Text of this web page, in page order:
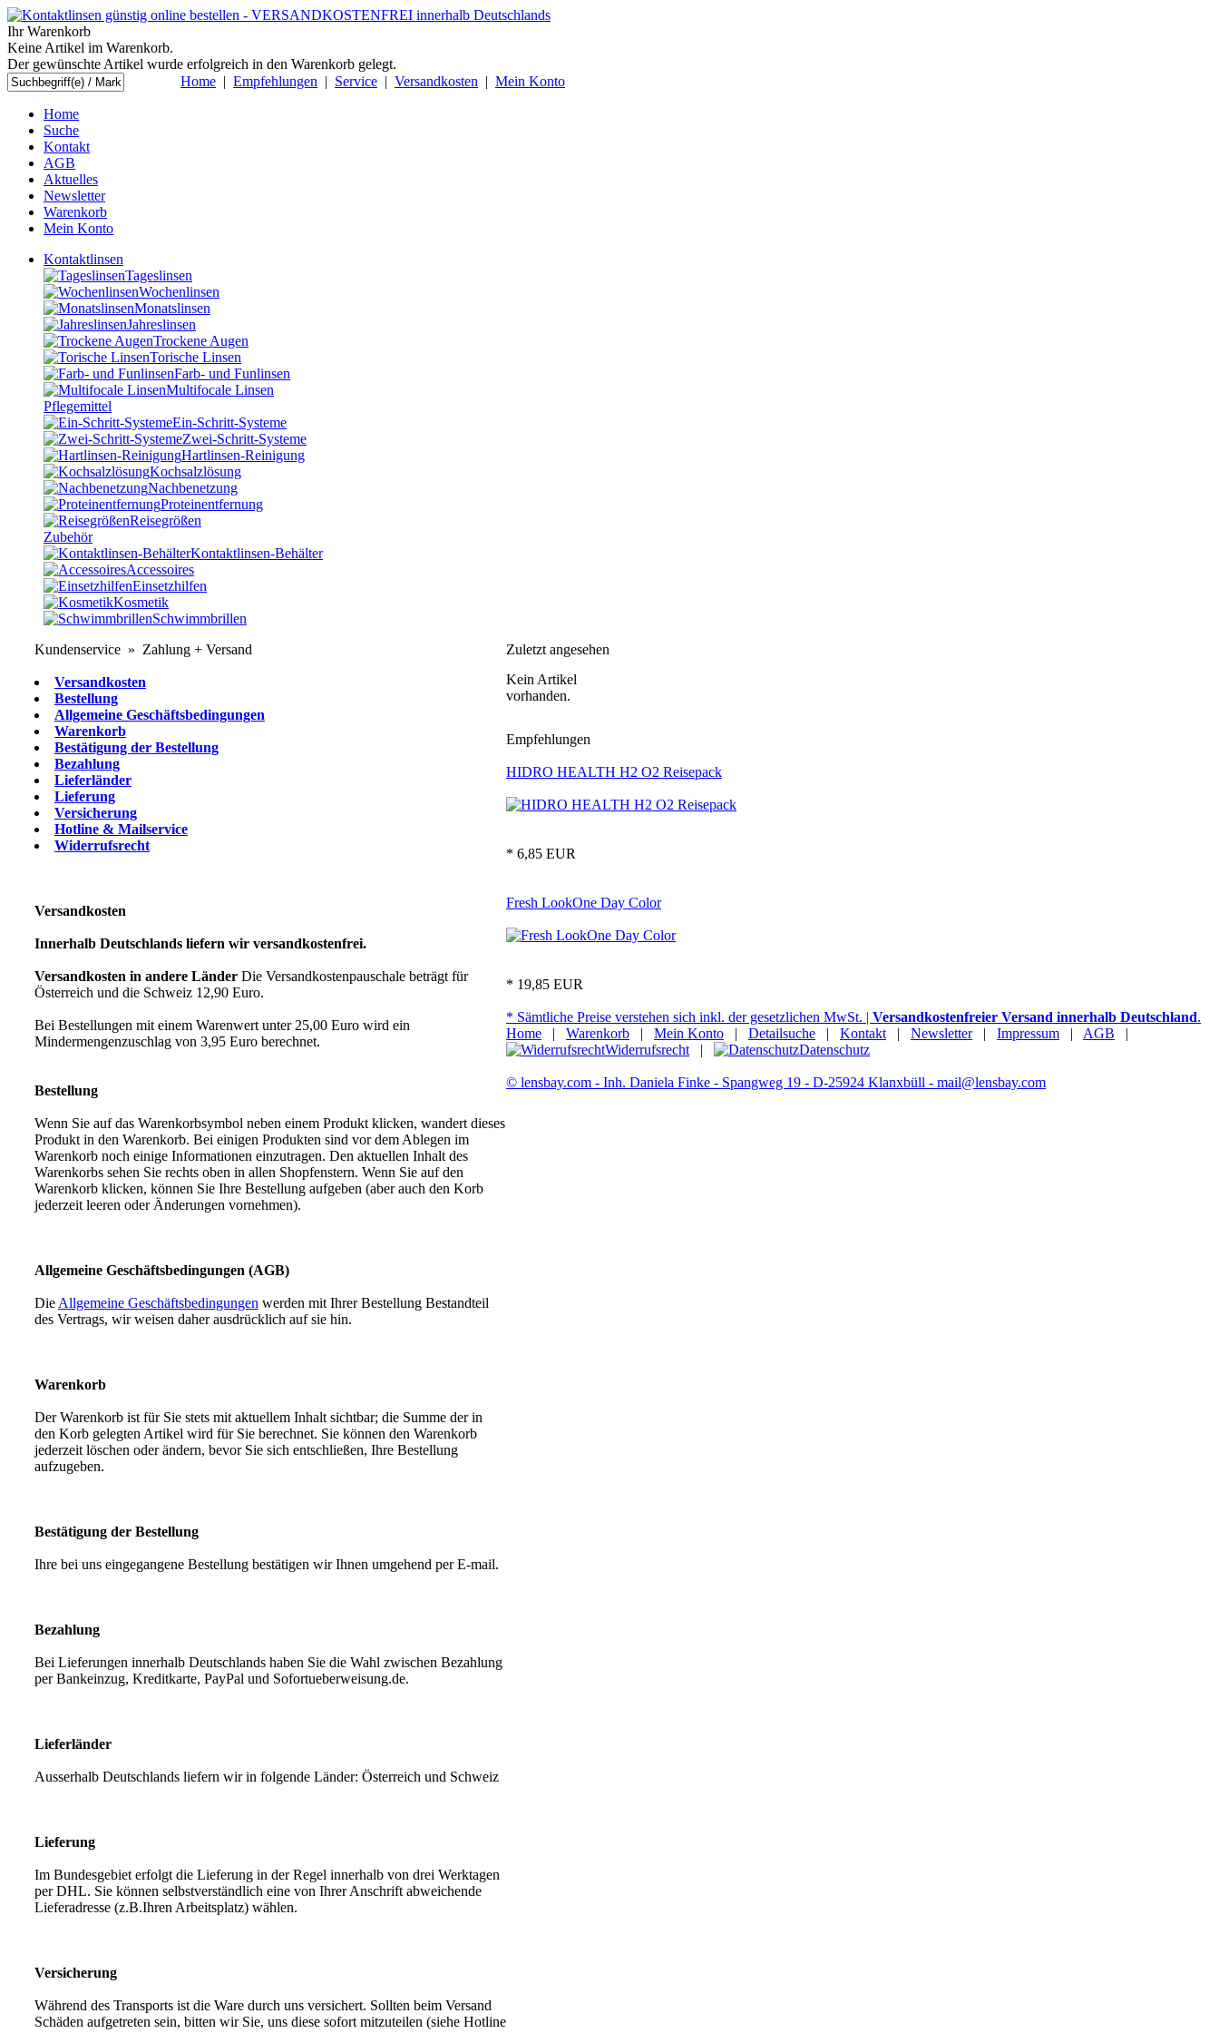
Ihr Warenkorb
Keine Artikel im Warenkorb.
Der gewünschte Artikel wurde erfolgreich in den Warenkorb gelegt.
Home | Empfehlungen | Service | Versandkosten | Mein Konto
Home
Suche
Kontakt
AGB
Aktuelles
Newsletter
Warenkorb
Mein Konto
Kontaktlinsen
Tageslinsen
Wochenlinsen
Monatslinsen
Jahreslinsen
Trockene Augen
Torische Linsen
Farb- und Funlinsen
Multifocale Linsen
Pflegemittel
Ein-Schritt-Systeme
Zwei-Schritt-Systeme
Hartlinsen-Reinigung
Kochsalzlösung
Nachbenetzung
Proteinentfernung
Reisegrößen
Zubehör
Kontaktlinsen-Behälter
Accessoires
Einsetzhilfen
Kosmetik
Schwimmbrillen
Kundenservice » Zahlung + Versand
Versandkosten
Bestellung
Allgemeine Geschäftsbedingungen
Warenkorb
Bestätigung der Bestellung
Bezahlung
Lieferländer
Lieferung
Versicherung
Hotline & Mailservice
Widerrufsrecht
Versandkosten
Innerhalb Deutschlands liefern wir versandkostenfrei.
Versandkosten in andere Länder Die Versandkostenpauschale beträgt für
Österreich und die Schweiz 12,90 Euro.
Bei Bestellungen mit einem Warenwert unter 25,00 Euro wird ein
Mindermengenzuschlag von 3,95 Euro berechnet.
Bestellung
Wenn Sie auf das Warenkorbsymbol neben einem Produkt klicken, wandert dieses
Produkt in den Warenkorb. Bei einigen Produkten sind vor dem Ablegen im
Warenkorb noch einige Informationen einzutragen. Den aktuellen Inhalt des
Warenkorbs sehen Sie rechts oben in allen Shopfenstern. Wenn Sie auf den
Warenkorb klicken, können Sie Ihre Bestellung aufgeben (aber auch den Korb
jederzeit leeren oder Änderungen vornehmen).
Allgemeine Geschäftsbedingungen (AGB)
Die Allgemeine Geschäftsbedingungen werden mit Ihrer Bestellung Bestandteil
des Vertrags, wir weisen daher ausdrücklich auf sie hin.
Warenkorb
Der Warenkorb ist für Sie stets mit aktuellem Inhalt sichtbar; die Summe der in
den Korb gelegten Artikel wird für Sie berechnet. Sie können den Warenkorb
jederzeit löschen oder ändern, bevor Sie sich entschließen, Ihre Bestellung
aufzugeben.
Bestätigung der Bestellung
Ihre bei uns eingegangene Bestellung bestätigen wir Ihnen umgehend per E-mail.
Bezahlung
Bei Lieferungen innerhalb Deutschlands haben Sie die Wahl zwischen Bezahlung
per Bankeinzug, Kreditkarte, PayPal und Sofortueberweisung.de.
Lieferländer
Ausserhalb Deutschlands liefern wir in folgende Länder: Österreich und Schweiz
Lieferung
Im Bundesgebiet erfolgt die Lieferung in der Regel innerhalb von drei Werktagen
per DHL. Sie können selbstverständlich eine von Ihrer Anschrift abweichende
Lieferadresse (z.B.Ihren Arbeitsplatz) wählen.
Versicherung
Während des Transports ist die Ware durch uns versichert. Sollten beim Versand
Schäden aufgetreten sein, bitten wir Sie, uns diese sofort mitzuteilen (siehe Hotline
Zuletzt angesehen
Kein Artikel
vorhanden.
Empfehlungen
HIDRO HEALTH H2 O2 Reisepack
* 6,85 EUR
Fresh LookOne Day Color
* 19,85 EUR
* Sämtliche Preise verstehen sich inkl. der gesetzlichen MwSt. | Versandkostenfreier Versand innerhalb Deutschland.
Home | Warenkorb | Mein Konto | Detailsuche | Kontakt | Newsletter| Impressum | AGB |
Widerrufsrecht | Datenschutz
© lensbay.com - Inh. Daniela Finke - Spangweg 19 - D-25924 Klanxbüll - mail@lensbay.com